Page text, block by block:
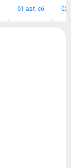
01 авг. сб 02